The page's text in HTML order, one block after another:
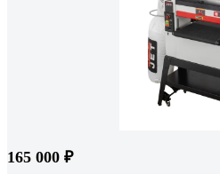
165 000 ₽